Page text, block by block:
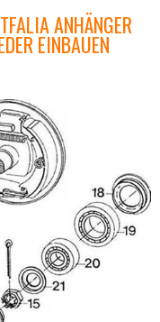
ANHÄNGER
EINBAUEN